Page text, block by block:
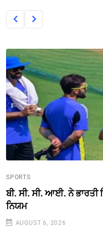
SPORTS
ਬੀ. ਸੀ. ਸੀ. ਆਈ. ਨੇ
ਨਿਯਮ
AUGUST 6, 2026